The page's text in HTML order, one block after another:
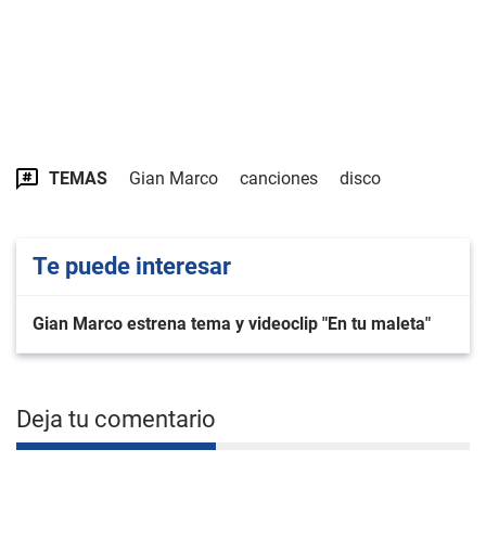
TEMAS Gian Marco canciones disco
Te puede interesar
Gian Marco estrena tema y videoclip "En tu maleta"
Deja tu comentario